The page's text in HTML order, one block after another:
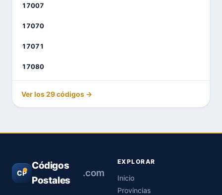
17007
17070
17071
17080
Ver los 29 códigos →
CP
Códigos
Postales
.com
EXPLORAR
Inicio
Provincias